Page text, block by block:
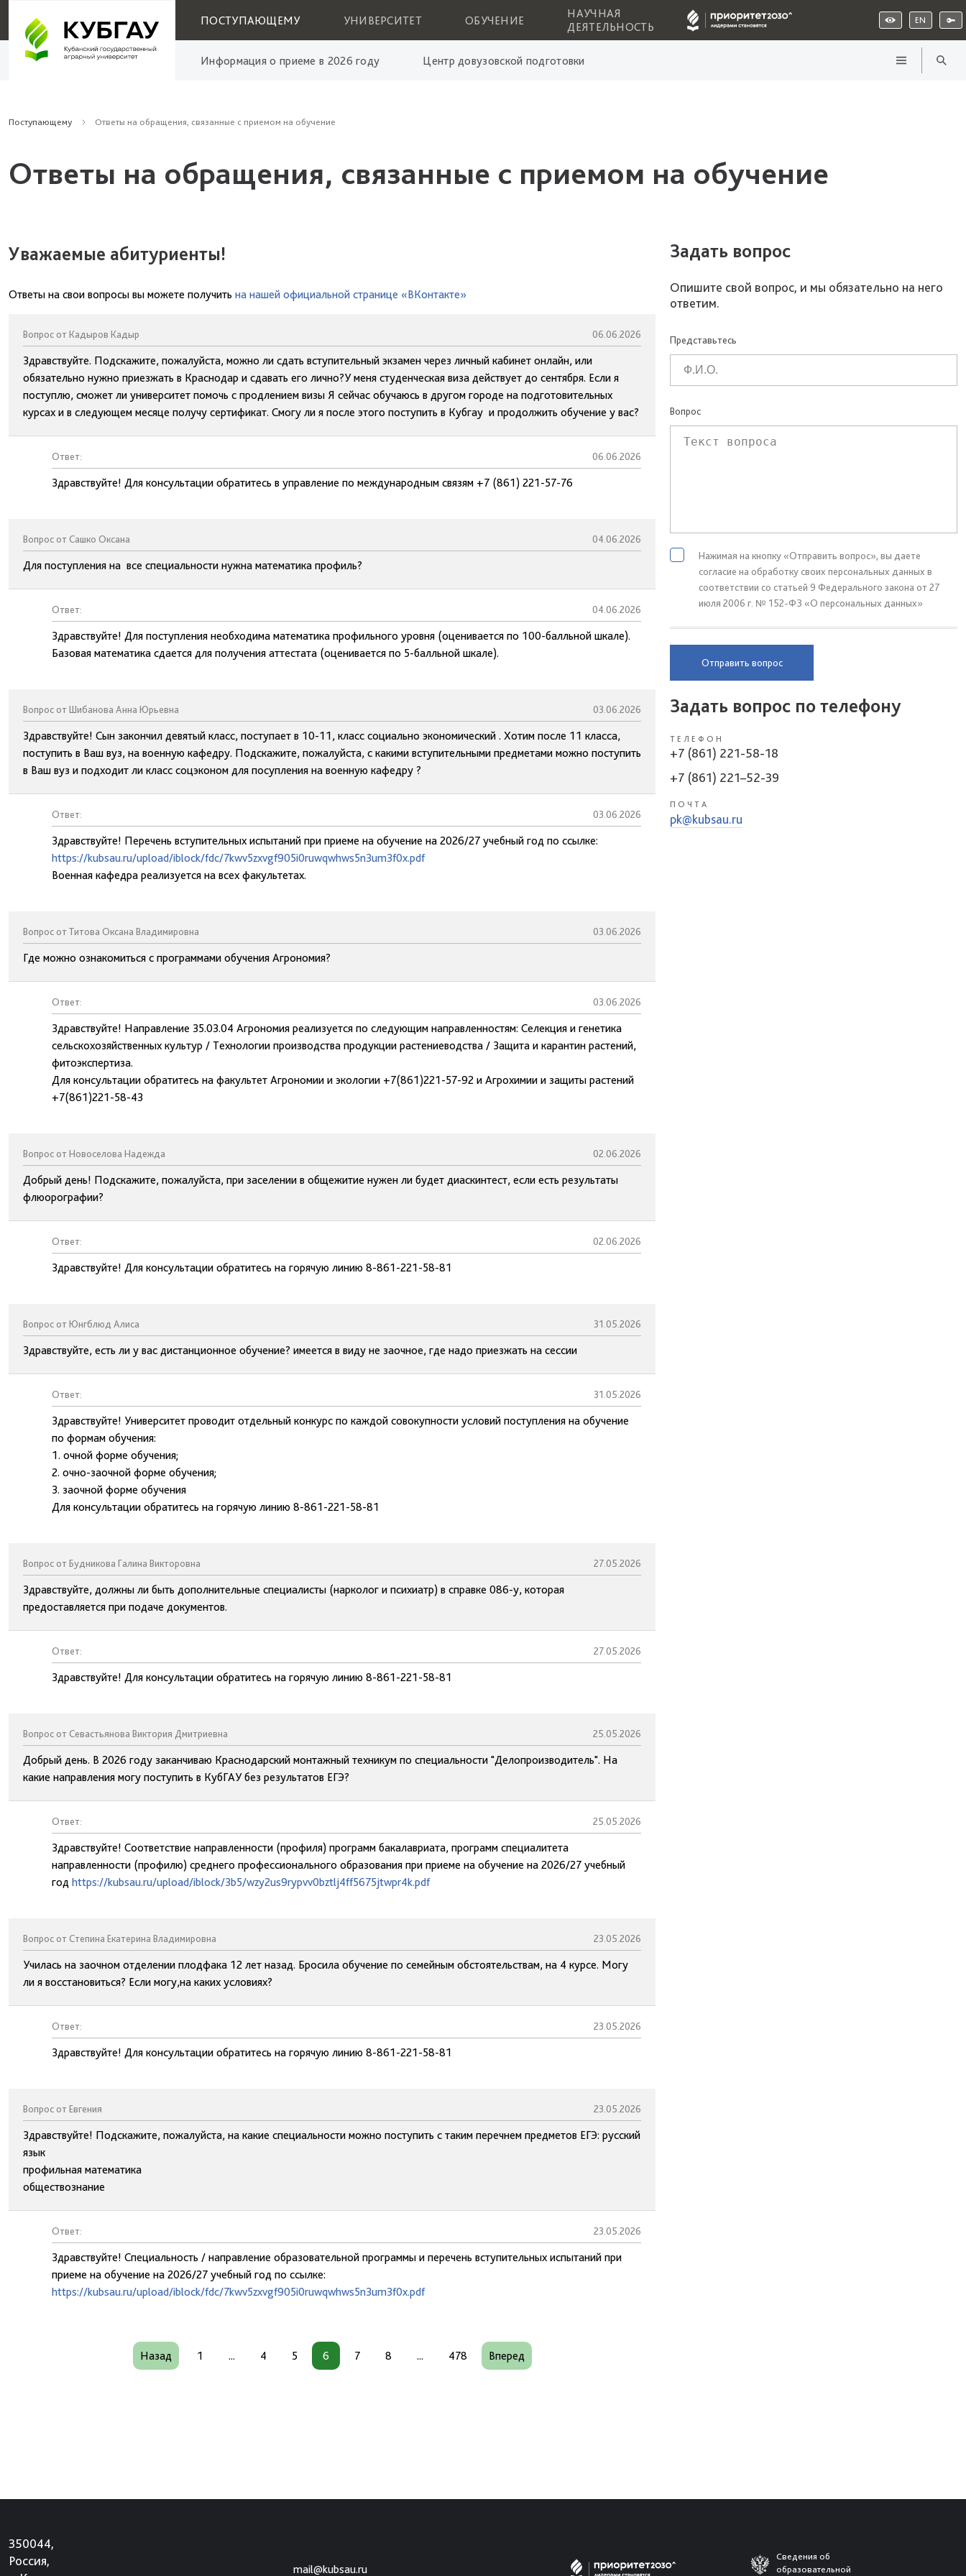
ПОСТУПАЮЩЕМУ УНИВЕРСИТЕТ ОБУЧЕНИЕ
НАУЧНАЯ
ДЕЯТЕЛЬНОСТЬ
EN
Информация о приеме в 2026 году Центр довузовской подготовки
Поступающему Ответы на обращения, связанные с приемом на обучение
Ответы на обращения, связанные с приемом на обучение
Уважаемые абитуриенты!
Ответы на свои вопросы вы можете получить на нашей официальной странице «ВКонтакте»
Вопрос от Кадыров Кадыр 06.06.2026
Здравствуйте. Подскажите, пожалуйста, можно ли сдать вступительный экзамен через личный кабинет онлайн, или
обязательно нужно приезжать в Краснодар и сдавать его лично?У меня студенческая виза действует до сентября. Если я
поступлю, сможет ли университет помочь с продлением визы Я сейчас обучаюсь в другом городе на подготовительных
курсах и в следующем месяце получу сертификат. Смогу ли я после этого поступить в Кубгау и продолжить обучение у вас?
Ответ: 06.06.2026
Здравствуйте! Для консультации обратитесь в управление по международным связям +7 (861) 221-57-76
Вопрос от Сашко Оксана 04.06.2026
Для поступления на все специальности нужна математика профиль?
Ответ: 04.06.2026
Здравствуйте! Для поступления необходима математика профильного уровня (оценивается по 100-балльной шкале).
Базовая математика сдается для получения аттестата (оценивается по 5-балльной шкале).
Вопрос от Шибанова Анна Юрьевна 03.06.2026
Здравствуйте! Сын закончил девятый класс, поступает в 10-11, класс социально экономический . Хотим после 11 класса,
поступить в Ваш вуз, на военную кафедру. Подскажите, пожалуйста, с какими вступительными предметами можно поступить
в Ваш вуз и подходит ли класс соцэконом для посупления на военную кафедру ?
Ответ: 03.06.2026
Здравствуйте! Перечень вступительных испытаний при приеме на обучение на 2026/27 учебный год по ссылке:
https://kubsau.ru/upload/iblock/fdc/7kwv5zxvgf905i0ruwqwhws5n3um3f0x.pdf
Военная кафедра реализуется на всех факультетах.
Вопрос от Титова Оксана Владимировна 03.06.2026
Где можно ознакомиться с программами обучения Агрономия?
Ответ: 03.06.2026
Здравствуйте! Направление 35.03.04 Агрономия реализуется по следующим направленностям: Селекция и генетика
сельскохозяйственных культур / Технологии производства продукции растениеводства / Защита и карантин растений,
фитоэкспертиза.
Для консультации обратитесь на факультет Агрономии и экологии +7(861)221-57-92 и Агрохимии и защиты растений
+7(861)221-58-43
Вопрос от Новоселова Надежда 02.06.2026
Добрый день! Подскажите, пожалуйста, при заселении в общежитие нужен ли будет диаскинтест, если есть результаты
флюорографии?
Ответ: 02.06.2026
Здравствуйте! Для консультации обратитесь на горячую линию 8-861-221-58-81
Вопрос от Юнгблюд Алиса 31.05.2026
Здравствуйте, есть ли у вас дистанционное обучение? имеется в виду не заочное, где надо приезжать на сессии
Ответ: 31.05.2026
Здравствуйте! Университет проводит отдельный конкурс по каждой совокупности условий поступления на обучение
по формам обучения:
1. очной форме обучения;
2. очно-заочной форме обучения;
3. заочной форме обучения
Для консультации обратитесь на горячую линию 8-861-221-58-81
Вопрос от Будникова Галина Викторовна 27.05.2026
Здравствуйте, должны ли быть дополнительные специалисты (нарколог и психиатр) в справке 086-у, которая
предоставляется при подаче документов.
Ответ: 27.05.2026
Здравствуйте! Для консультации обратитесь на горячую линию 8-861-221-58-81
Вопрос от Севастьянова Виктория Дмитриевна 25.05.2026
Добрый день. В 2026 году заканчиваю Краснодарский монтажный техникум по специальности "Делопроизводитель". На
какие направления могу поступить в КубГАУ без результатов ЕГЭ?
Ответ: 25.05.2026
Здравствуйте! Соответствие направленности (профиля) программ бакалавриата, программ специалитета
направленности (профилю) среднего профессионального образования при приеме на обучение на 2026/27 учебный
год https://kubsau.ru/upload/iblock/3b5/wzy2us9rypvv0bztlj4ff5675jtwpr4k.pdf
Вопрос от Степина Екатерина Владимировна 23.05.2026
Училась на заочном отделении плодфака 12 лет назад. Бросила обучение по семейным обстоятельствам, на 4 курсе. Могу
ли я восстановиться? Если могу,на каких условиях?
Ответ: 23.05.2026
Здравствуйте! Для консультации обратитесь на горячую линию 8-861-221-58-81
Вопрос от Евгения 23.05.2026
Здравствуйте! Подскажите, пожалуйста, на какие специальности можно поступить с таким перечнем предметов ЕГЭ: русский
язык
профильная математика
обществознание
Ответ: 23.05.2026
Здравствуйте! Специальность / направление образовательной программы и перечень вступительных испытаний при
приеме на обучение на 2026/27 учебный год по ссылке:
https://kubsau.ru/upload/iblock/fdc/7kwv5zxvgf905i0ruwqwhws5n3um3f0x.pdf
Назад 1 ... 4 5 6 7 8 ... 478 Вперед
Задать вопрос
Опишите свой вопрос, и мы обязательно на него
ответим.
Представьтесь
Вопрос
Нажимая на кнопку «Отправить вопрос», вы даете
согласие на обработку своих персональных данных в
соответствии со статьей 9 Федерального закона от 27
июля 2006 г. № 152-ФЗ «О персональных данных»
Отправить вопрос
Задать вопрос по телефону
ТЕЛЕФОН
+7 (861) 221-58-18
+7 (861) 221–52-39
ПОЧТА
pk@kubsau.ru
350044,
Россия,
mail@kubsau.ru
Сведения об
образовательной